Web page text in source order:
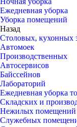
Ежедневная уборка
Уборка помещений
Назад
Столовых, кухонных
Автомоек
Производственных
Автосервисов
Байссейнов
Лабораторий
Ежедневная уборка
Складских и
Нежилых помещений
Служебных